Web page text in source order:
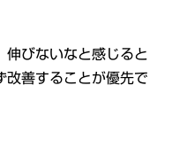
伸びないなと感じると
改善することが優先で